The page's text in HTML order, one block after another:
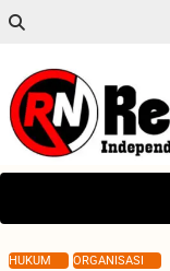
Skip
content
HUKUM ORGANISASI